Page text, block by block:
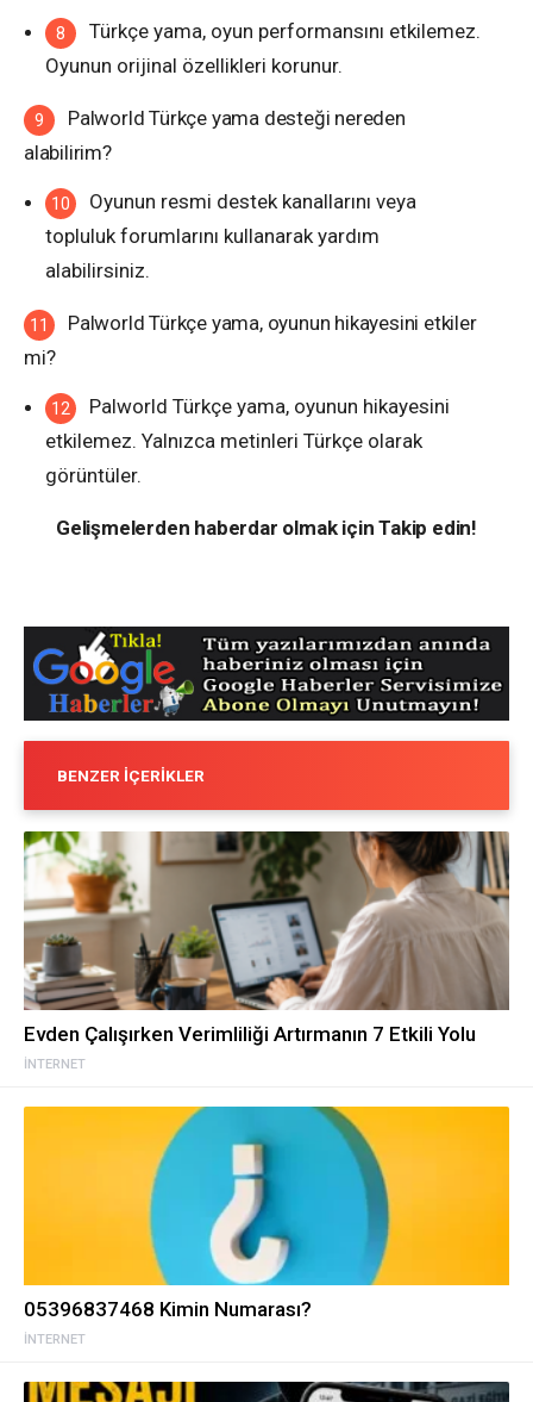
Türkçe yama, oyun performansını etkilemez.
Oyunun orijinal özellikleri korunur.
Palworld Türkçe yama desteği nereden
alabilirim?
Oyunun resmi destek kanallarını veya
topluluk forumlarını kullanarak yardım
alabilirsiniz.
Palworld Türkçe yama, oyunun hikayesini etkiler
mi?
Palworld Türkçe yama, oyunun hikayesini
etkilemez. Yalnızca metinleri Türkçe olarak
görüntüler.
Gelişmelerden haberdar olmak için Takip edin!
BENZER İÇERIKLER
İNTERNET
Evden Çalışırken Verimliliği Artırmanın 7 Etkili Yolu
İNTERNET
05396837468 Kimin Numarası?